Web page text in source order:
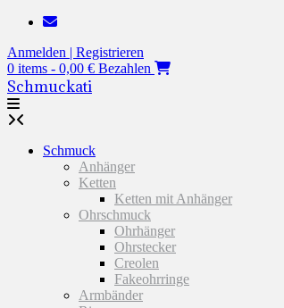
Zum
springen
Anmelden | Registrieren
0 items - 0,00 € Bezahlen
Schmuckati
Schmuck
Anhänger
Ketten
Ketten mit Anhänger
Ohrschmuck
Ohrhänger
Ohrstecker
Creolen
Fakeohrringe
Armbänder